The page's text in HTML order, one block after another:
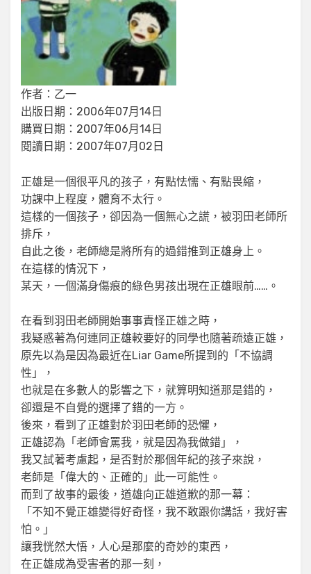
作者：乙一
出版日期：2006年07月14日
購買日期：2007年06月14日
閱讀日期：2007年07月02日
正雄是一個很平凡的孩子，有點怯懦、有點畏縮，
功課中上程度，體育不太行。
這樣的一個孩子，卻因為一個無心之謊，被羽田老師所
排斥，
自此之後，老師總是將所有的過錯推到正雄身上。
在這樣的情況下，
某天，一個滿身傷痕的綠色男孩出現在正雄眼前……。
在看到羽田老師開始事事責怪正雄之時，
我疑惑著為何連同正雄較要好的同學也隨著疏遠正雄，
原先以為是因為最近在Liar Game所提到的「不協調
性」，
也就是在多數人的影響之下，就算明知道那是錯的，
卻還是不自覺的選擇了錯的一方。
後來，看到了正雄對於羽田老師的恐懼，
正雄認為「老師會罵我，就是因為我做錯」，
我又試著考慮起，是否對於那個年紀的孩子來說，
老師是「偉大的、正確的」此一可能性。
而到了故事的最後，道雄向正雄道歉的那一幕：
「不知不覺正雄變得好奇怪，我不敢跟你講話，我好害
怕。」
讓我恍然大悟，人心是那麼的奇妙的東西，
在正雄成為受害者的那一刻，